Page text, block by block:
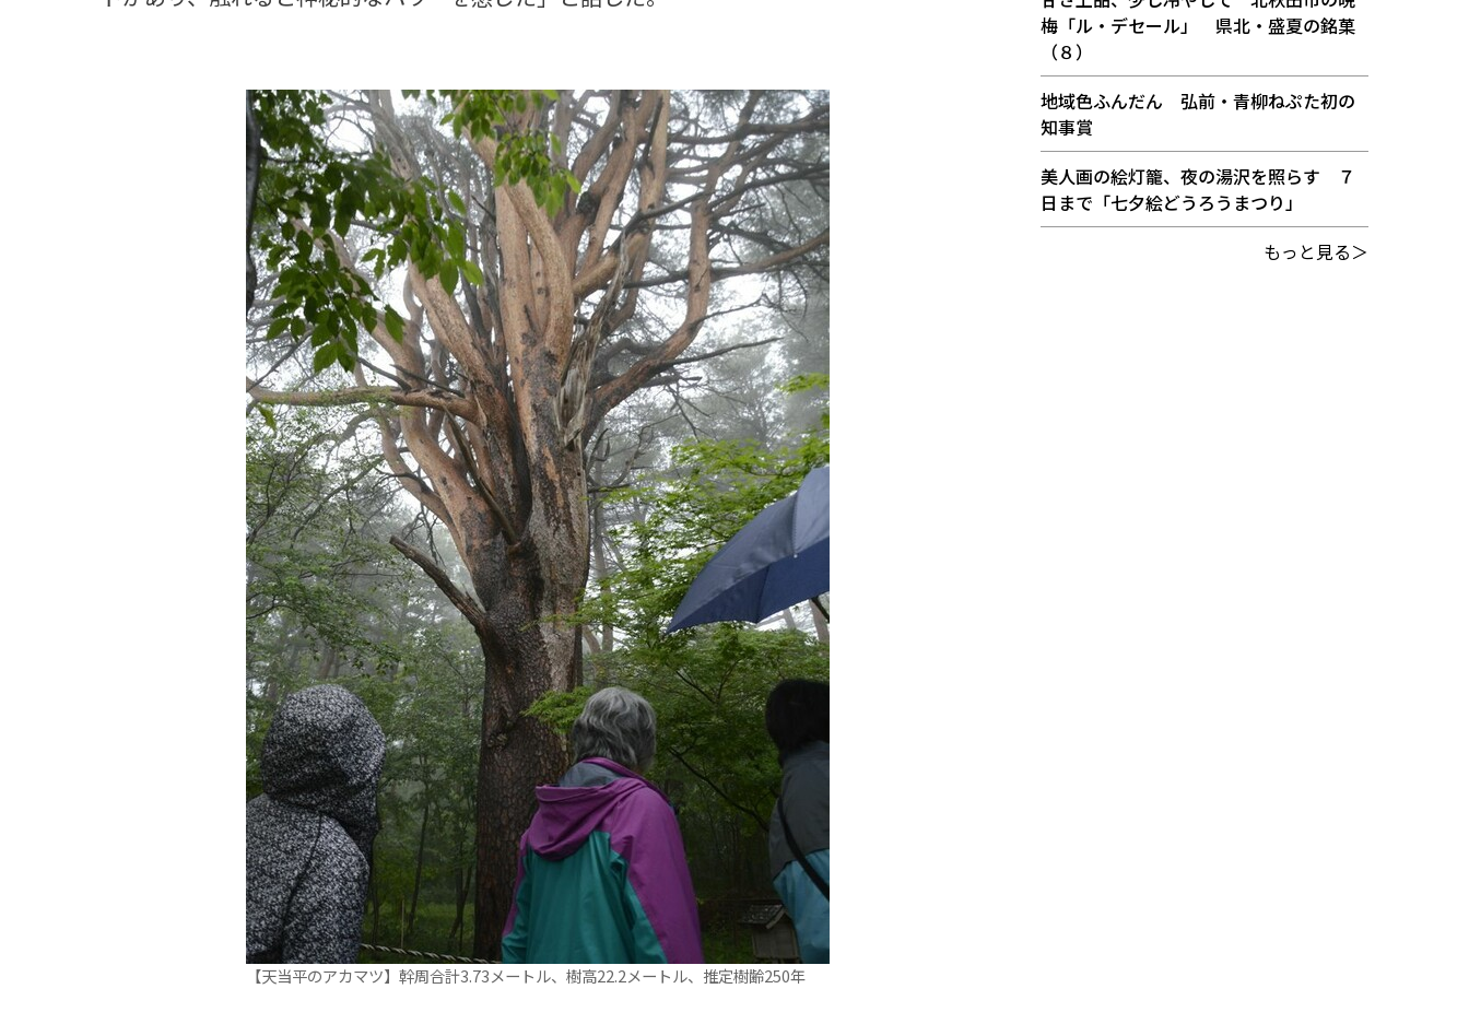
【天当平のアカマツ】幹周合計3.73メートル、樹高22.2メートル、推定樹齢250年
梅「ル・デセール」 県北・盛夏の銘菓
（８）
地域色ふんだん 弘前・青柳ねぷた初の
知事賞
美人画の絵灯籠、夜の湯沢を照らす ７
日まで「七夕絵どうろうまつり」
もっと見る＞